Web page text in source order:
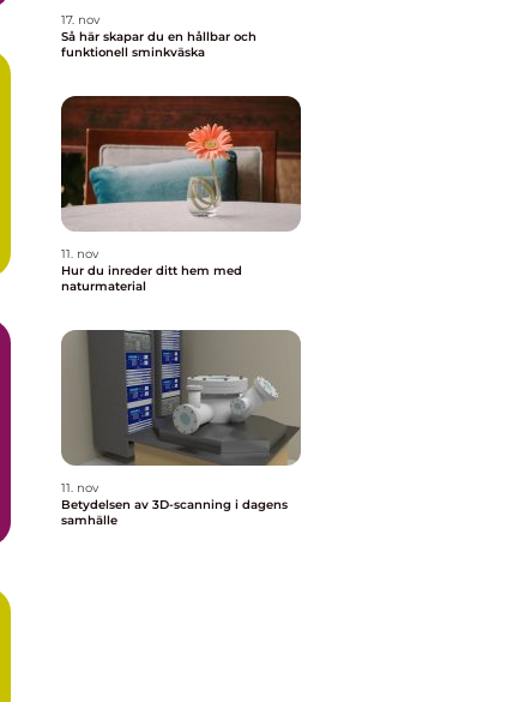
17. nov
Så här skapar du en hållbar och
funktionell sminkväska
11. nov
Hur du inreder ditt hem med
naturmaterial
11. nov
Betydelsen av 3D-scanning i dagens
samhälle